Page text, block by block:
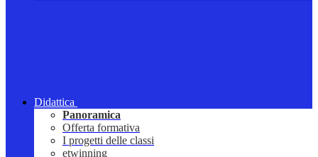
Didattica
Panoramica
Offerta formativa
I progetti delle classi
etwinning